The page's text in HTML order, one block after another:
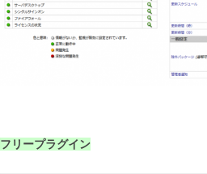
フリープラグイン